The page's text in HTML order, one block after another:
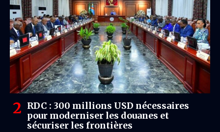
RDC : 300 millions USD nécessaires
pour moderniser les douanes et
sécuriser les frontières